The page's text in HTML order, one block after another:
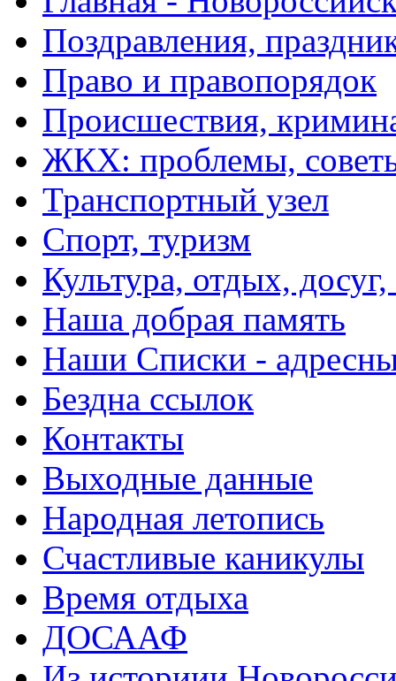
Поздравления,
Право и правопорядок
Происшествия,
ЖКХ: проблемы,
Транспортный узел
Спорт, туризм
Культура, отдых,
Наша добрая память
Наши Списки -
Бездна ссылок
Контакты
Выходные данные
Народная летопись
Счастливые каникулы
Время отдыха
ДОСААФ